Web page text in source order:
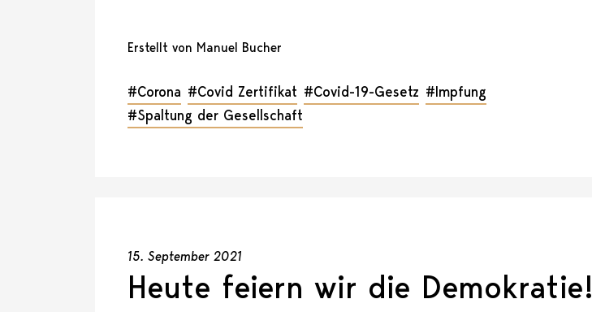
Erstellt von Manuel Bucher
#Corona #Covid Zertifikat #Covid-19-Gesetz #Impfung
#Spaltung der Gesellschaft
15. September 2021
Heute feiern wir die Demokratie!